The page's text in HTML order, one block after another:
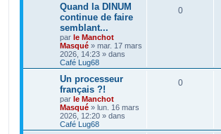
Quand la DINUM
continue de faire
semblant...
par le Manchot
Masqué » mar. 17 mars
2026, 14:23 » dans
Café Lug68
0
Un processeur
français ?!
par le Manchot
Masqué » lun. 16 mars
2026, 12:20 » dans
Café Lug68
0